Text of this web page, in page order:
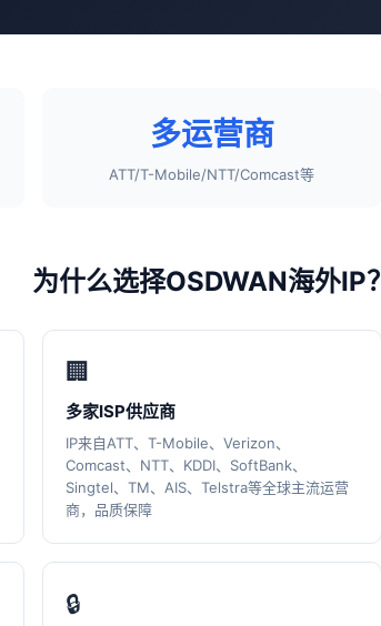
多运营商
ATT/T-Mobile/NTT/Comcast等
为什么选择OSDWAN海外IP？
🏢
多家ISP供应商
IP来自ATT、T-Mobile、Verizon、
Comcast、NTT、KDDI、SoftBank、
Singtel、TM、AIS、Telstra等全球主流运营
商，品质保障
🔒